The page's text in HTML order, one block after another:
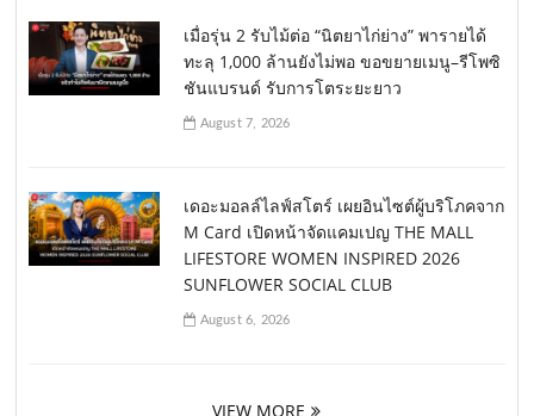
เมื่อรุ่น 2 รับไม้ต่อ “นิตยาไก่ย่าง” พารายได้
ทะลุ 1,000 ล้านยังไม่พอ ขอขยายเมนู–รีโพซิ
ชันแบรนด์ รับการโตระยะยาว
August 7, 2026
เดอะมอลล์ไลฟ์สโตร์ เผยอินไซต์ผู้บริโภคจาก
M Card เปิดหน้าจัดแคมเปญ THE MALL
LIFESTORE WOMEN INSPIRED 2026
SUNFLOWER SOCIAL CLUB
August 6, 2026
VIEW MORE